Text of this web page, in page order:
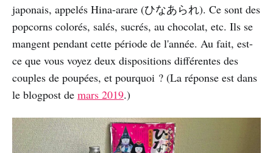
japonais, appelés Hina-arare (ひなあられ). Ce sont des
popcorns colorés, salés, sucrés, au chocolat, etc. Ils se
mangent pendant cette période de l'année. Au fait, est-
ce que vous voyez deux dispositions différentes des
couples de poupées, et pourquoi ? (La réponse est dans
le blogpost de mars 2019.)